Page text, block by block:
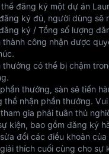
đăng ký một dự án
ký đủ, người dùng
ký / Tổng số lượng
thành công nhận được
thưởng có thể bị chậm
thưởng, sàn sẽ tiến
thể nhận phần thưởng.
gia phải tuân thủ
kiện, bao gồm đăng ký
đổi các điều khoản
thích cuối cùng cho sự